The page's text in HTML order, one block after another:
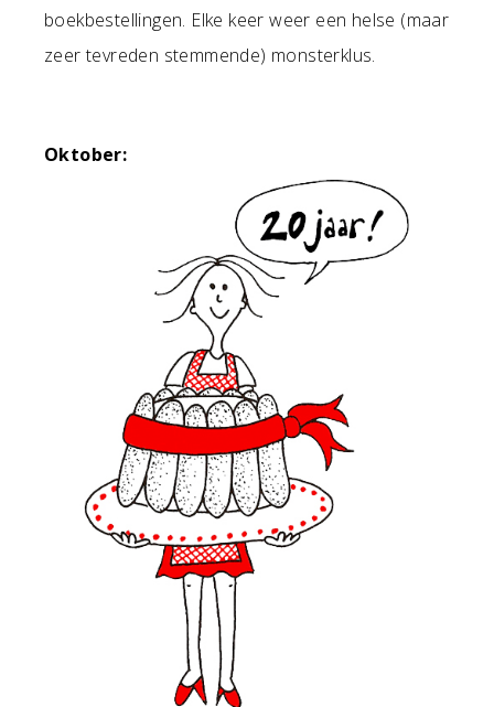
boekbestellingen. Elke keer weer een helse (maar
zeer tevreden stemmende) monsterklus.
Oktober: